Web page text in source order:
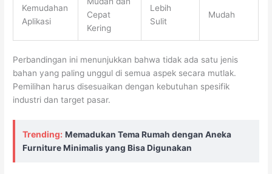
Kemudahan
Aplikasi
Cepat
Kering
Lebih
Sulit
Mudah
Perbandingan ini menunjukkan bahwa tidak ada satu jenis
bahan yang paling unggul di semua aspek secara mutlak.
Pemilihan harus disesuaikan dengan kebutuhan spesifik
industri dan target pasar.
Trending: Memadukan Tema Rumah dengan Aneka
Furniture Minimalis yang Bisa Digunakan